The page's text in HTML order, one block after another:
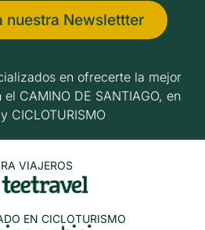
nuestra Newslettter
en ofrecerte la mejor
CAMINO DE SANTIAGO, en
CICLOTURISMO
VIAJEROS
EN CICLOTURISMO